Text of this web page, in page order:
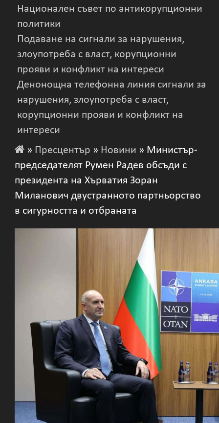
Национален съвет по антикорупционни
политики
Подаване на сигнали за нарушения,
злоупотреба с власт, корупционни
прояви и конфликт на интереси
Денонощна телефонна линия сигнали за
нарушения, злоупотреба с власт,
корупционни прояви и конфликт на
интереси
» Пресцентър » Новини » Министър-
председателят Румен Радев обсъди с
президента на Хърватия Зоран
Миланович двустранното партньорство
в сигурността и отбраната